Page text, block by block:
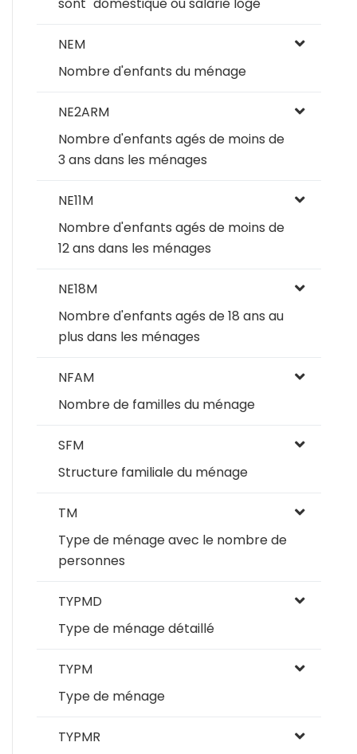
sont "domestique ou salarié logé"
NEM
Nombre d'enfants du ménage
NE2ARM
Nombre d'enfants agés de moins de
3 ans dans les ménages
NE11M
Nombre d'enfants agés de moins de
12 ans dans les ménages
NE18M
Nombre d'enfants agés de 18 ans au
plus dans les ménages
NFAM
Nombre de familles du ménage
SFM
Structure familiale du ménage
TM
Type de ménage avec le nombre de
personnes
TYPMD
Type de ménage détaillé
TYPM
Type de ménage
TYPMR